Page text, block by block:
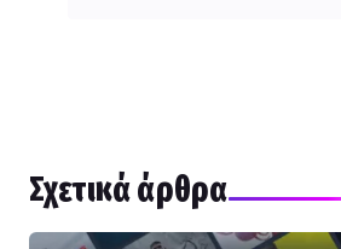
Σχετικά άρθρα